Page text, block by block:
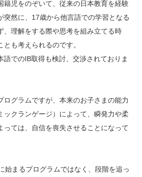
籍児をのぞいて、従来の日本教育を経験
突然に、17歳から他言語での学習となる
、理解をする際や思考を組み立てる時
も考えられるのです。
語でのIB取得も検討、交渉されておりま
ログラムですが、本来のお子さまの能力
ックランゲージ）によって、瞬発力や柔
っては、自信を喪失させることになって
始まるプログラムではなく、段階を追っ